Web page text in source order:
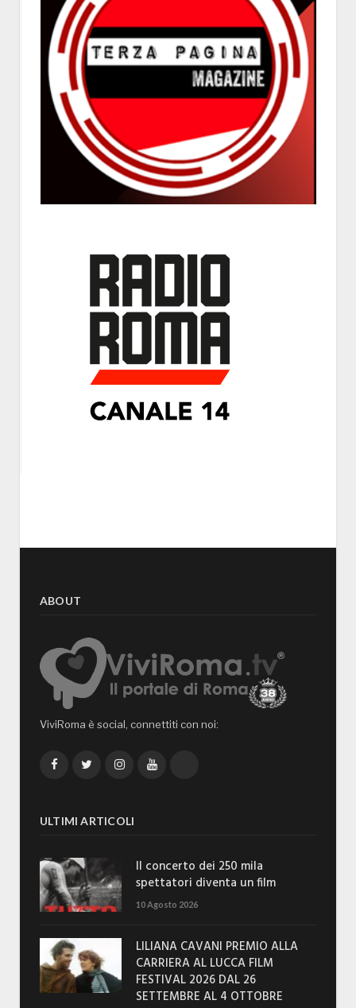
ABOUT
ViviRoma è social, connettiti con noi:
FacebookTwitterInstagramYouTube
ULTIMI ARTICOLI
Il concerto dei 250 mila
spettatori diventa un film
10 Agosto 2026
LILIANA CAVANI PREMIO ALLA
CARRIERA AL LUCCA FILM
FESTIVAL 2026 DAL 26
SETTEMBRE AL 4 OTTOBRE